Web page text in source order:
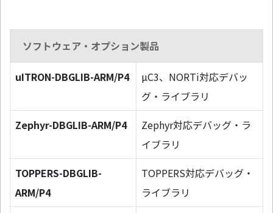
ソフトウェア・オプション製品
uITRON-DBGLIB-ARM/P4
µC3、NORTi対応デバッ
グ・ライブラリ
Zephyr-DBGLIB-ARM/P4
Zephyr対応デバッグ・ラ
イブラリ
TOPPERS-DBGLIB-
ARM/P4
TOPPERS対応デバッグ・
ライブラリ